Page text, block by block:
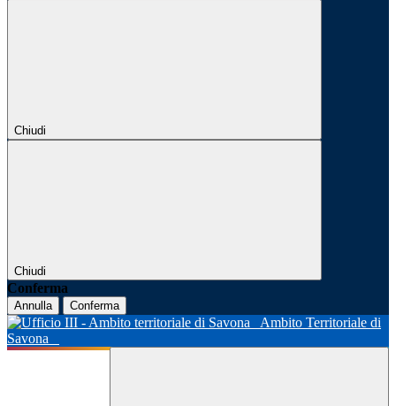
Chiudi
Chiudi
Conferma
Annulla Conferma
Ambito Territoriale di
Savona